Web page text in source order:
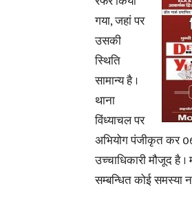
गया, जहां पर
उसकी
स्थिति
सामान्य है ।
थाना
विंध्याचल पर
अभियोग पंजीकृत कर
उच्चाधिकारी मौजूद है
सम्बन्धित कोई समस्या